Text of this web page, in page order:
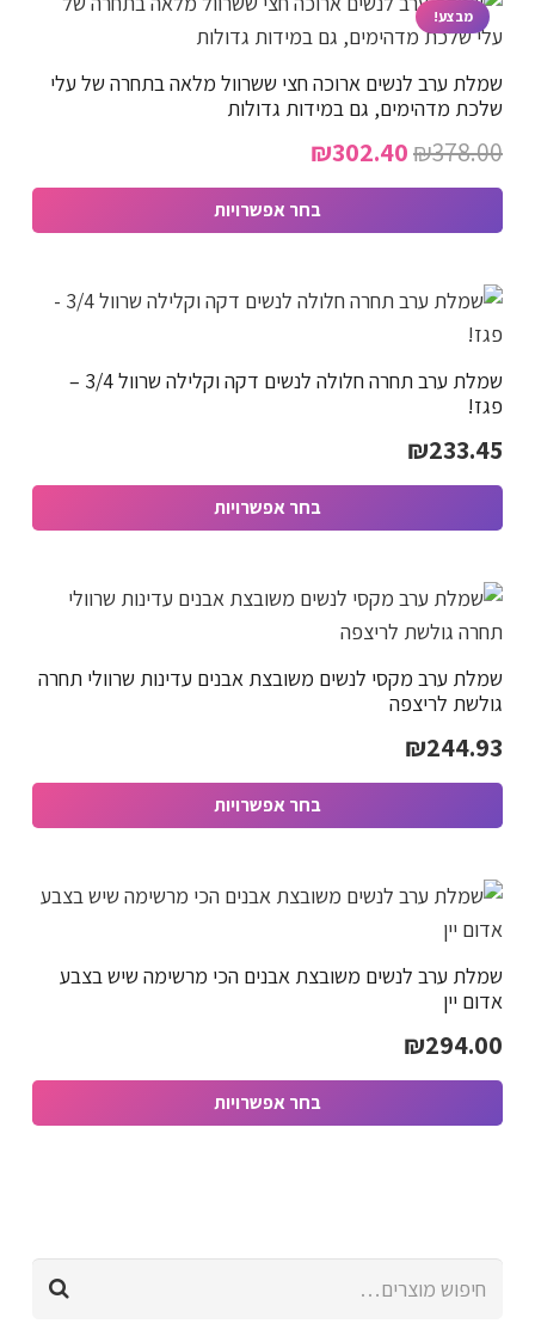
מבצע!
שמלת ערב לנשים ארוכה חצי ששרוול מלאה בתחרה של עלי
שלכת מדהימים, גם במידות גדולות
₪378.00
המחיר
המקורי
₪302.40
הנוכחי
הוא:
בחר אפשרויות
זה
מספר
סוגים.
ניתן
לבחור
את
המוצר
שמלת ערב תחרה חלולה לנשים דקה וקלילה שרוול 3/4 –
פגז!
₪233.45
בחר אפשרויות
זה
מספר
סוגים.
ניתן
לבחור
את
המוצר
שמלת ערב מקסי לנשים משובצת אבנים עדינות שרוולי תחרה
גולשת לריצפה
₪244.93
בחר אפשרויות
זה
מספר
סוגים.
ניתן
לבחור
את
שמלת ערב לנשים משובצת אבנים הכי מרשימה שיש בצבע
אדום יין
₪294.00
בחר אפשרויות